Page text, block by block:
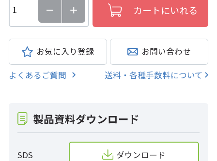
お気に入り登録 お問い合わせ
よくあるご質問 送料・各種手数料について
製品資料ダウンロード
SDS ダウンロード